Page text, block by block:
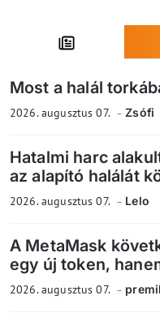
Most a halál
2026. augusztus 07. Zsófi
Hatalmi harc
az alapító halálát
2026. augusztus 07. Lelo
A MetaMask
egy új token,
2026. augusztus 07.